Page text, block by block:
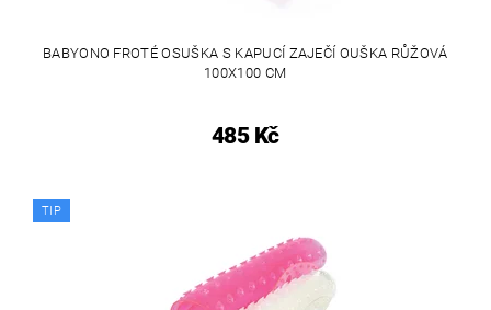
BABYONO FROTÉ OSUŠKA S KAPUCÍ ZAJEČÍ OUŠKA RŮŽOVÁ
100X100 CM
485 Kč
TIP